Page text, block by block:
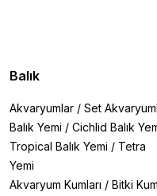
Balık
Akvaryumlar / Set
Balık Yemi / Cichlid Balık
Tropical Balık Yemi / Tetra
Yemi
Akvaryum Kumları / Bitki